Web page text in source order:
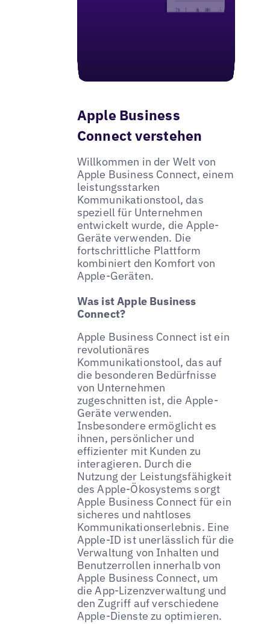
Apple Business
Connect verstehen
Willkommen in der Welt von
Apple Business Connect, einem
leistungsstarken
Kommunikationstool, das
speziell für Unternehmen
entwickelt wurde, die Apple-
Geräte verwenden. Die
fortschrittliche Plattform
kombiniert den Komfort von
Apple-Geräten.
Was ist Apple Business
Connect?
Apple Business Connect ist ein
revolutionäres
Kommunikationstool, das auf
die besonderen Bedürfnisse
von Unternehmen
zugeschnitten ist, die Apple-
Geräte verwenden.
Insbesondere ermöglicht es
ihnen, persönlicher und
effizienter mit Kunden zu
interagieren. Durch die
Nutzung der Leistungsfähigkeit
des Apple-Ökosystems sorgt
Apple Business Connect für ein
sicheres und nahtloses
Kommunikationserlebnis. Eine
Apple-ID ist unerlässlich für die
Verwaltung von Inhalten und
Benutzerrollen innerhalb von
Apple Business Connect, um
die App-Lizenzverwaltung und
den Zugriff auf verschiedene
Apple-Dienste zu optimieren.